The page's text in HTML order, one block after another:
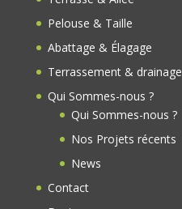
Pelouse & Taille
Abattage & Élagage
Terrassement & drainage
Qui Sommes-nous ?
Qui Sommes-nous ?
Nos Projets récents
News
Contact